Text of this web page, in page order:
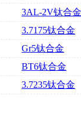
3AL-2V钛合金
3.7175钛合金
Gr5钛合金
BT6钛合金
3.7235钛合金